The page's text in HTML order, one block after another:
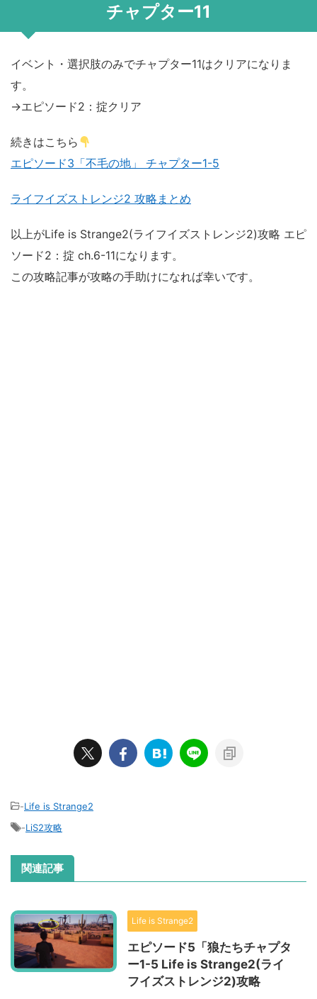
チャプター11
イベント・選択肢のみでチャプター11はクリアになりま
す。
→エピソード2：掟クリア
続きはこちら
エピソード3「不毛の地」 チャプター1-5
ライフイズストレンジ2 攻略まとめ
以上がLife is Strange2(ライフイズストレンジ2)攻略 エピ
ソード2：掟 ch.6-11になります。
この攻略記事が攻略の手助けになれば幸いです。
-Life is Strange2
-LiS2攻略
関連記事
Life is Strange2
エピソード5「狼たちチャプタ
ー1-5 Life is Strange2(ライ
フイズストレンジ2)攻略